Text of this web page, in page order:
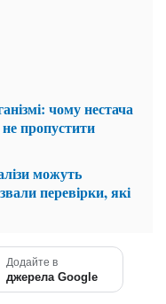
чому нестача
пропустити
можуть
перевірки, які
Додайте в
джерела Google